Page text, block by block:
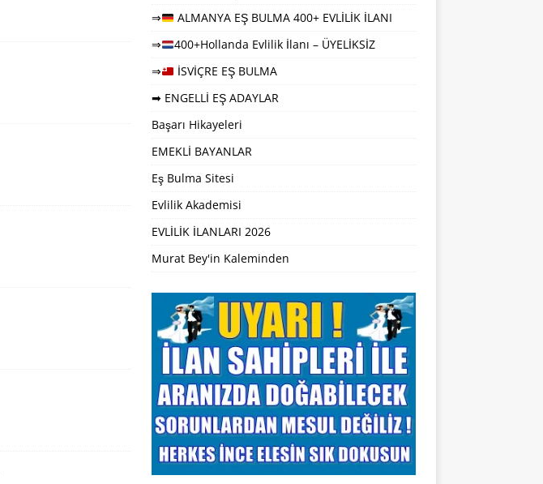
⇒
ALMANYA EŞ BULMA 400+ EVLİLİK İLANI
⇒
400+Hollanda Evlilik İlanı – ÜYELİKSİZ
⇒
İSVİÇRE EŞ BULMA
➡ ENGELLİ EŞ ADAYLAR
Başarı Hikayeleri
EMEKLİ BAYANLAR
Eş Bulma Sitesi
Evlilik Akademisi
EVLİLİK İLANLARI 2026
Murat Bey'in Kaleminden